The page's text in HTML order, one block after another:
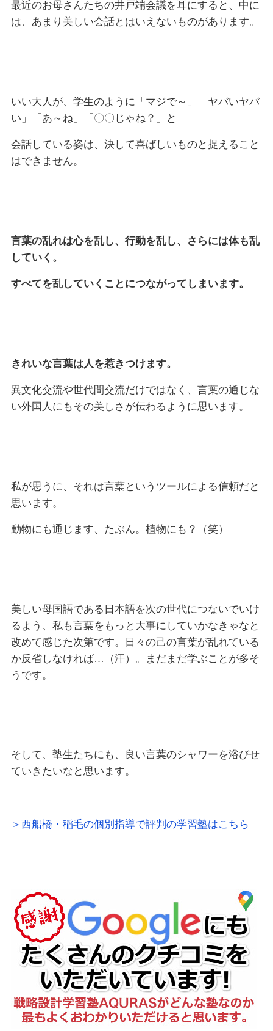
最近のお母さんたちの井戸端会議を耳にすると、中に
は、あまり美しい会話とはいえないものがあります。
いい大人が、学生のように「マジで～」「ヤバいヤバ
い」「あ～ね」「〇〇じゃね？」と
会話している姿は、決して喜ばしいものと捉えること
はできません。
言葉の乱れは心を乱し、行動を乱し、さらには体も乱
していく。
すべてを乱していくことにつながってしまいます。
きれいな言葉は人を惹きつけます。
異文化交流や世代間交流だけではなく、言葉の通じな
い外国人にもその美しさが伝わるように思います。
私が思うに、それは言葉というツールによる信頼だと
思います。
動物にも通じます、たぶん。植物にも？（笑）
美しい母国語である日本語を次の世代につないでいけ
るよう、私も言葉をもっと大事にしていかなきゃなと
改めて感じた次第です。日々の己の言葉が乱れている
か反省しなければ…（汗）。まだまだ学ぶことが多そ
うです。
そして、塾生たちにも、良い言葉のシャワーを浴びせ
ていきたいなと思います。
＞西船橋・稲毛の個別指導で評判の学習塾はこちら